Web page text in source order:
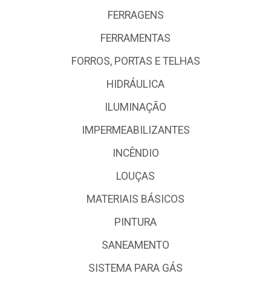
FERRAGENS
FERRAMENTAS
FORROS, PORTAS E TELHAS
HIDRÁULICA
ILUMINAÇÃO
IMPERMEABILIZANTES
INCÊNDIO
LOUÇAS
MATERIAIS BÁSICOS
PINTURA
SANEAMENTO
SISTEMA PARA GÁS